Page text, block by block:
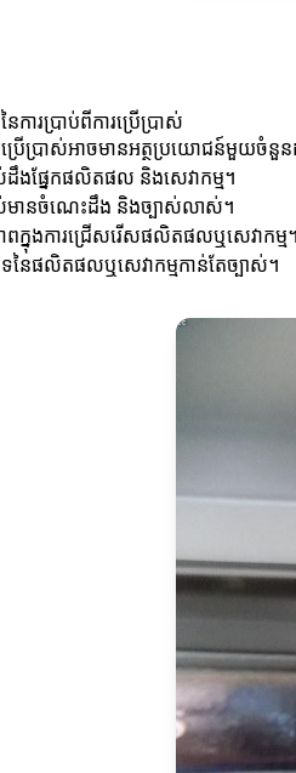
ការប្រាប់ពីការប្រើប្រាស់
រប្រើប្រាស់អាចមានអត្ថប្រយោជន៍មួយចំនួ
ដឹងផ្នែកផលិតផល និងសេវាកម្ម។
ាស់មានចំណេះដឹង និងច្បាស់លាស់។
ពក្នុងការជ្រើសរើសផលិតផលឬសេវាកម្ម។
ឆេទនៃផលិតផលឬសេវាកម្មកាន់តែច្បាស់។